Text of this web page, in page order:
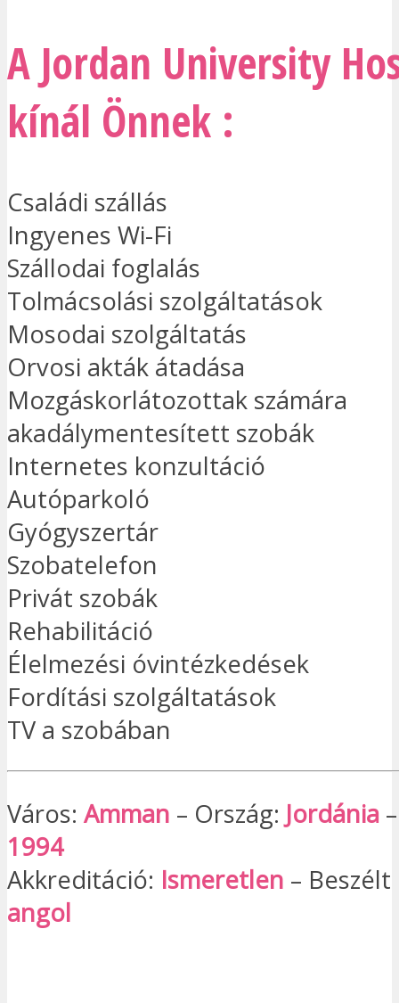
A Jordan University
kínál Önnek :
Családi szállás
Ingyenes Wi-Fi
Szállodai foglalás
Tolmácsolási szolgáltatások
Mosodai szolgáltatás
Orvosi akták átadása
Mozgáskorlátozottak számára
akadálymentesített szobák
Internetes konzultáció
Autóparkoló
Gyógyszertár
Szobatelefon
Privát szobák
Rehabilitáció
Élelmezési óvintézkedések
Fordítási szolgáltatások
TV a szobában
Város: Amman – Ország: Jordánia
1994
Akkreditáció: Ismeretlen –
angol